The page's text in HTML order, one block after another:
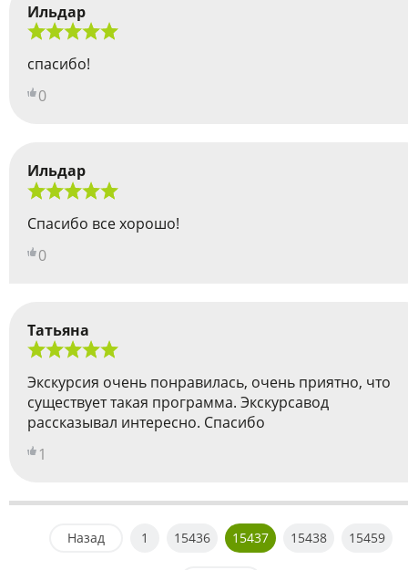
Ильдар
спасибо!
0
Ильдар
Спасибо все хорошо!
0
Татьяна
Экскурсия очень понравилась, очень приятно, что
существует такая программа. Экскурсавод
рассказывал интересно. Спасибо
1
Назад 1 15436 15437 15438 15459